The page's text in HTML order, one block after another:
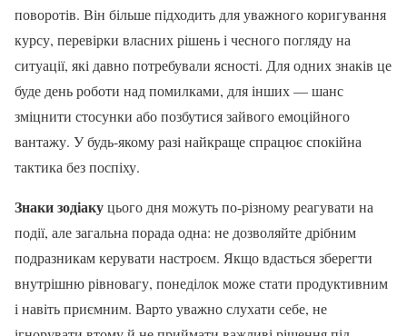
поворотів. Він більше підходить для уважного коригування
курсу, перевірки власних рішень і чесного погляду на
ситуації, які давно потребували ясності. Для одних знаків це
буде день роботи над помилками, для інших — шанс
зміцнити стосунки або позбутися зайвого емоційного
вантажу. У будь-якому разі найкраще спрацює спокійна
тактика без поспіху.
Знаки зодіакуцього дня можуть по-різному реагувати на
події, але загальна порада одна: не дозволяйте дрібним
подразникам керувати настроєм. Якщо вдасться зберегти
внутрішню рівновагу, понеділок може стати продуктивним
і навіть приємним. Варто уважно слухати себе, не